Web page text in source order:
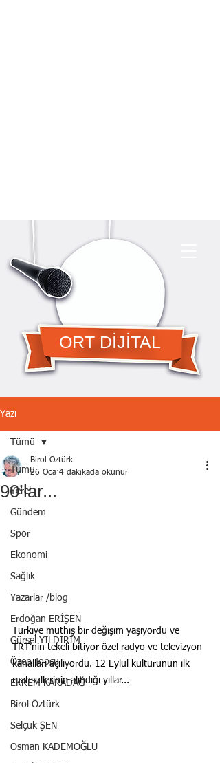
ORT DİJİTAL
Yazı
Tümü
Yerel
Gündem
Spor
Ekonomi
Sağlık
Yazarlar /blog
Erdoğan ERİŞEN
Gürsel YILDIRIM
Özen Topçu
EKREM KARADAĞ
Birol Öztürk
Selçuk ŞEN
Osman KADEMOĞLU
Tümü
90’lar...
Birol Öztürk
26 Oca 4 dakikada okunur
Türkiye müthiş bir değişim yaşıyordu ve
TRT’nin tekeli bitiyor özel radyo ve televizyon
kanalları açılıyordu. 12 Eylül kültürünün ilk
mahsullerinin alındığı yıllar...